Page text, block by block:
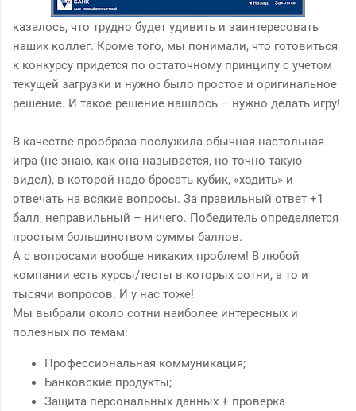
казалось, что трудно будет удивить и заинтересовать
наших коллег. Кроме того, мы понимали, что готовиться
к конкурсу придется по остаточному принципу с учетом
текущей загрузки и нужно было простое и оригинальное
решение. И такое решение нашлось – нужно делать игру!
В качестве прообраза послужила обычная настольная
игра (не знаю, как она называется, но точно такую
видел), в которой надо бросать кубик, «ходить» и
отвечать на всякие вопросы. За правильный ответ +1
балл, неправильный – ничего. Победитель определяется
простым большинством суммы баллов.
А с вопросами вообще никаких проблем! В любой
компании есть курсы/тесты в которых сотни, а то и
тысячи вопросов. И у нас тоже!
Мы выбрали около сотни наиболее интересных и
полезных по темам:
Профессиональная коммуникация;
Банковские продукты;
Защита персональных данных + проверка